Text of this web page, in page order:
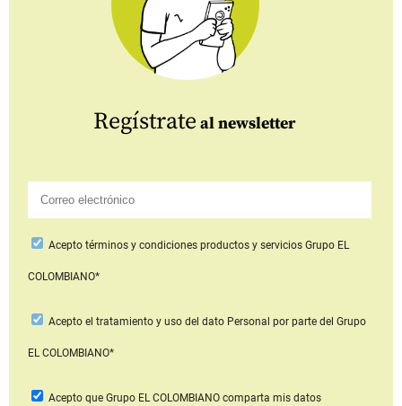
Regístrate al newsletter
Aceptotérminos y condiciones productos y serviciosGrupo EL
COLOMBIANO*
Acepto el tratamiento y uso del dato Personal por parte del Grupo
EL COLOMBIANO*
Acepto que Grupo EL COLOMBIANOcomparta mis datos